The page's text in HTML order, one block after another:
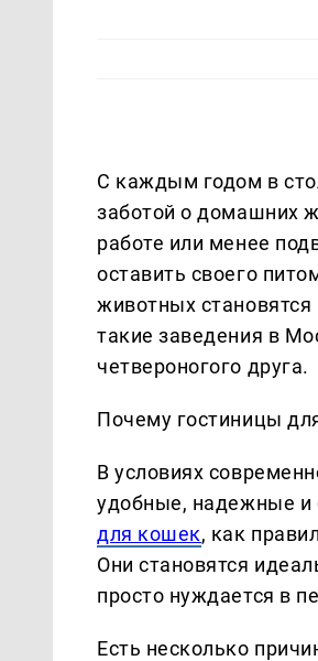
С каждым годом в
заботой о домашних
работе или менее
оставить своего
животных
такие заведения в
четвероногого друга.
Почему гостиницы
В условиях
удобные, надежные и
для кошек, как
Они становятся
просто нуждается в
Есть несколько